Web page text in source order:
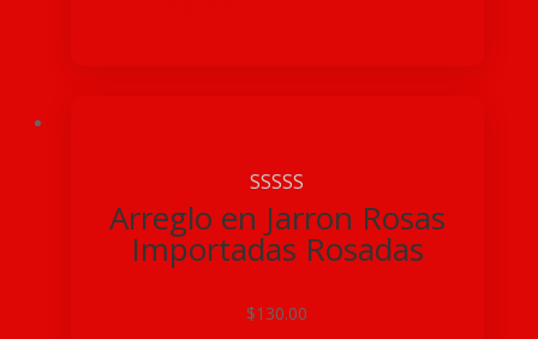
Arreglo en Jarron Rosas
Importadas Rosadas
$130.00